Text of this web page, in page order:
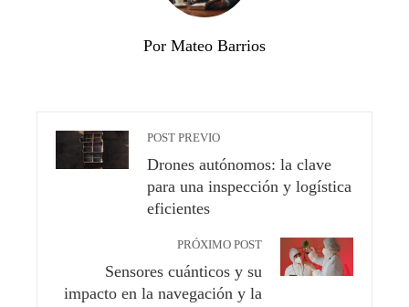
Por Mateo Barrios
POST PREVIO
Drones autónomos: la clave
para una inspección y logística
eficientes
PRÓXIMO POST
Sensores cuánticos y su
impacto en la navegación y la